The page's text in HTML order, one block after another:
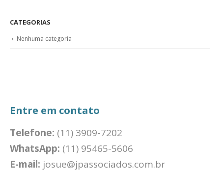
CATEGORIAS
Nenhuma categoria
Entre em contato
Telefone: (11) 3909-7202
WhatsApp: (11) 95465-5606
E-mail: josue@jpassociados.com.br